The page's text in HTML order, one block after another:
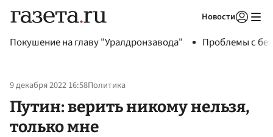
Новости
Покушение на главу "Уралдронзавода" Проблемы с
9 декабря 2022 16:58Политика
Путин: верить никому нельзя,
только мне